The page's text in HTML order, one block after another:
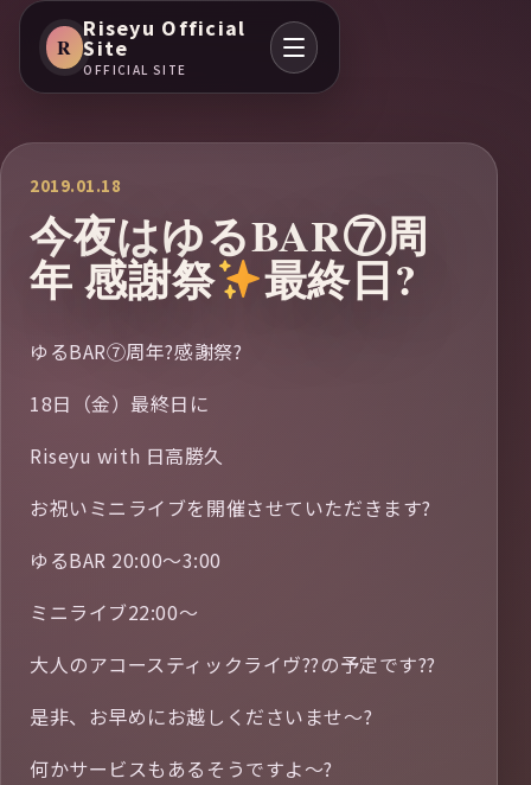
R
Riseyu Official
Site
OFFICIAL SITE
2019.01.18
今夜はゆるBAR⑦周
年 感謝祭 最終日?
ゆるBAR⑦周年?感謝祭?
18日（金）最終日に
Riseyu with 日高勝久
お祝いミニライブを開催させていただきます?
ゆるBAR 20:00〜3:00
ミニライブ22:00〜
大人のアコースティックライヴ??の予定です??
是非、お早めにお越しくださいませ〜?
何かサービスもあるそうですよ〜?